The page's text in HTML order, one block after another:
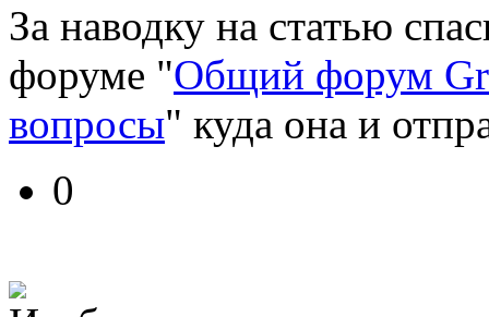
За наводку на статью
форуме "Общий форум
вопросы" куда она и
0